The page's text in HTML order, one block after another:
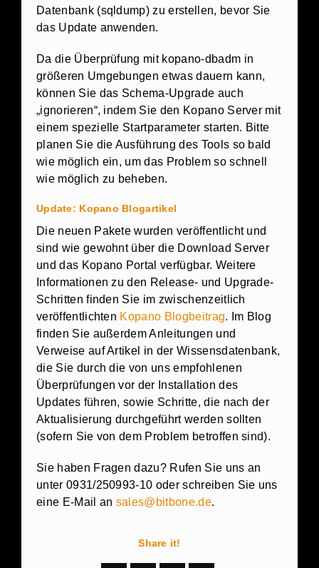
Datenbank (sqldump) zu erstellen, bevor Sie
das Update anwenden.
Da die Überprüfung mit kopano-dbadm in
größeren Umgebungen etwas dauern kann,
können Sie das Schema-Upgrade auch
„ignorieren“, indem Sie den Kopano Server mit
einem spezielle Startparameter starten. Bitte
planen Sie die Ausführung des Tools so bald
wie möglich ein, um das Problem so schnell
wie möglich zu beheben.
Update: Kopano Blogartikel
Die neuen Pakete wurden veröffentlicht und
sind wie gewohnt über die Download Server
und das Kopano Portal verfügbar. Weitere
Informationen zu den Release- und Upgrade-
Schritten finden Sie im zwischenzeitlich
veröffentlichten Kopano Blogbeitrag. Im Blog
finden Sie außerdem Anleitungen und
Verweise auf Artikel in der Wissensdatenbank,
die Sie durch die von uns empfohlenen
Überprüfungen vor der Installation des
Updates führen, sowie Schritte, die nach der
Aktualisierung durchgeführt werden sollten
(sofern Sie von dem Problem betroffen sind).
Sie haben Fragen dazu? Rufen Sie uns an
unter 0931/250993-10 oder schreiben Sie uns
eine E-Mail an sales@bitbone.de.
Share it!